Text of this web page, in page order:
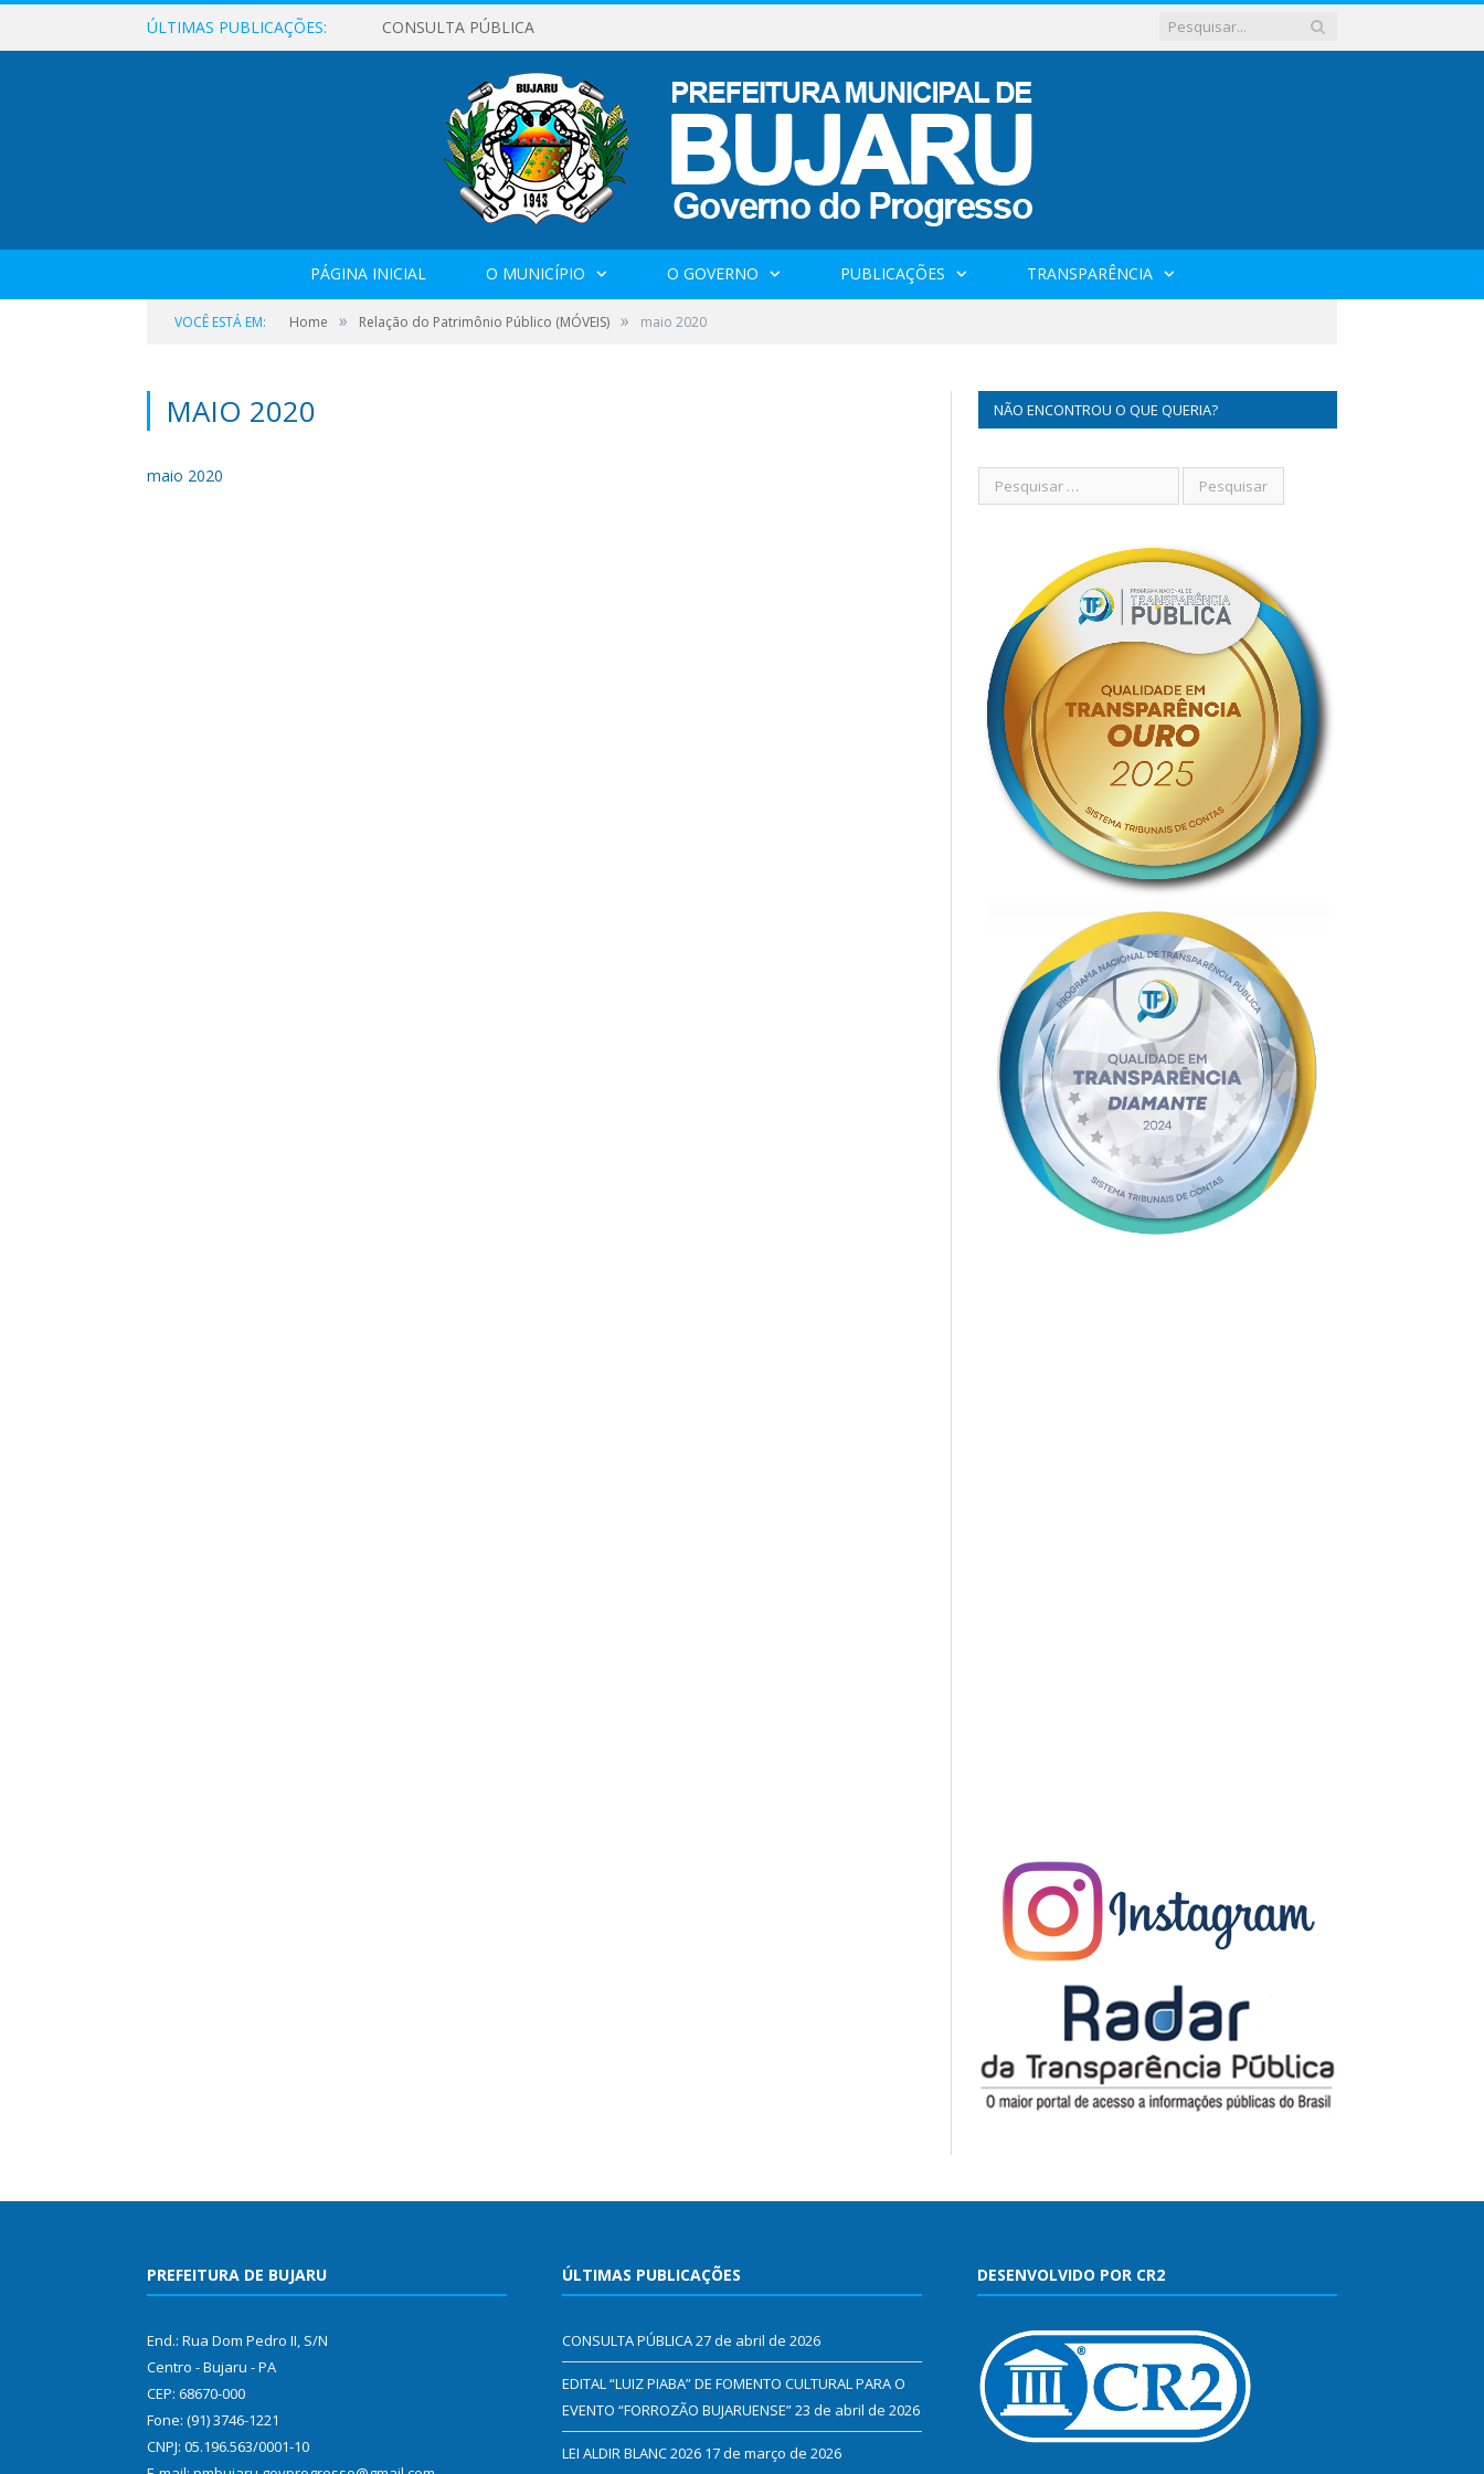
ÚLTIMAS PUBLICAÇÕES: CONSULTA PÚBLICA
PÁGINA INICIAL O MUNICÍPIO O GOVERNO PUBLICAÇÕES TRANSPARÊNCIA
VOCÊ ESTÁ EM: Home » Relação do Patrimônio Público (MÓVEIS) » maio 2020
MAIO 2020
maio 2020
NÃO ENCONTROU O QUE QUERIA?
PREFEITURA DE BUJARU
End.: Rua Dom Pedro II, S/N
Centro - Bujaru - PA
CEP: 68670-000
Fone: (91) 3746-1221
CNPJ: 05.196.563/0001-10
ÚLTIMAS PUBLICAÇÕES
CONSULTA PÚBLICA27 de abril de 2026
EDITAL “LUIZ PIABA” DE FOMENTO CULTURAL PARA O
EVENTO “FORROZÃO BUJARUENSE”23 de abril de 2026
LEI ALDIR BLANC 2026 17 de março de 2026
DESENVOLVIDO POR CR2